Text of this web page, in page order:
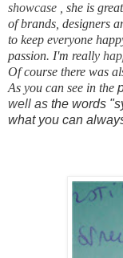
showcase
she is
of brands designers
to keep everyone
passion. I'm really
Of course there was
As you can see in the
well as the words
what you can